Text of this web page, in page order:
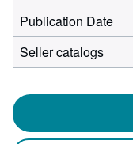
Publication Date
Seller catalogs